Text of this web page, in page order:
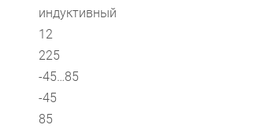
индуктивный
12
225
-45…85
-45
85